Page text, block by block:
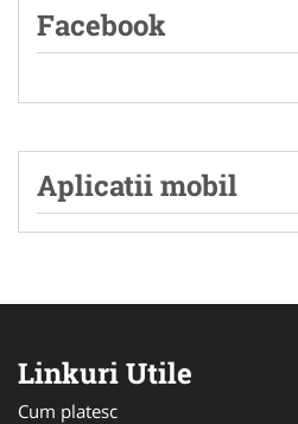
Facebook
Aplicatii mobil
Linkuri Utile
Cum platesc